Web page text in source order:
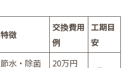
特徴
交換費用
例
工期目
安
節水・除菌
20万円